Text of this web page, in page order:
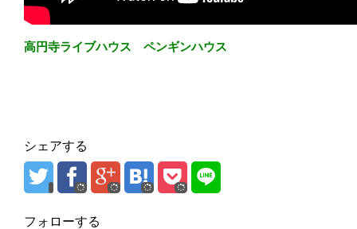
高円寺ライブハウス ペンギンハウス
シェアする
フォローする